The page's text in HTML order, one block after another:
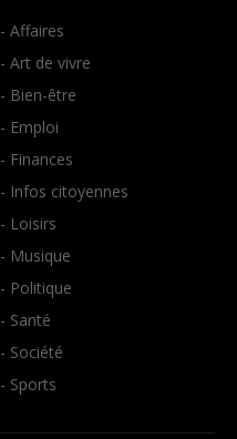
- Affaires
- Art de vivre
- Bien-être
- Emploi
- Finances
- Infos citoyennes
- Loisirs
- Musique
- Politique
- Santé
- Société
- Sports